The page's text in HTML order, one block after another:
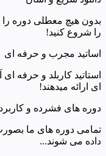
بدون هیچ معطلی دوره را
را شروع کنید!
اساتید مجرب و حرفه ای
استاتید کاربلد و
ای ارائه میدهند!
دوره های فشرده و
تمامی دوره های ما
داده می شوند...